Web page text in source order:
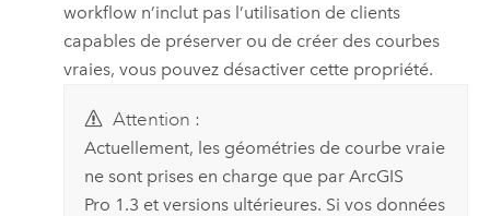
workflow n’inclut pas l’utilisation de clients
capables de préserver ou de créer des courbes
vraies, vous pouvez désactiver cette propriété.
Attention :
Actuellement, les géométries de courbe vraie
ne sont prises en charge que par ArcGIS
Pro 1.3 et versions ultérieures. Si vos données